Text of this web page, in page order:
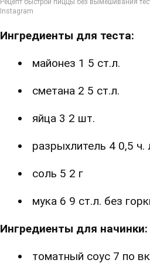
Ингредиенты для теста:
майонез 1 5 ст.л.
сметана 2 5 ст.л.
яйца 3 2 шт.
разрыхлитель 4 0,5 ч.
соль 5 2 г
мука 6 9 ст.л. без
Ингредиенты для начинки:
томатный соус 7 по